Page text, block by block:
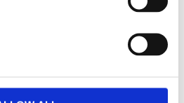
Tåspridare liten, 10 st